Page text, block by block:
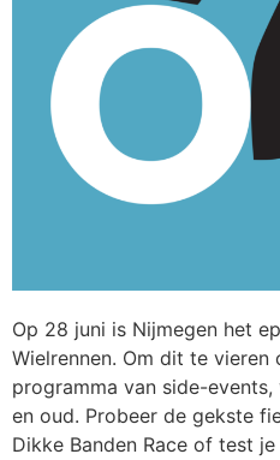
Op 28 juni is Nijmegen het
Wielrennen. Om dit te vieren
programma van side-
en oud. Probeer de gekste
Dikke Banden Race of test